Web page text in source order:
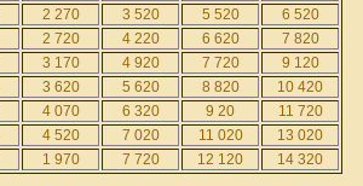
2 270 3 520 5 520
6 520
2 720 4 220 6 620
7 820
3 170 4 920 7 720
9 120
3 620 5 620 8 820
10 420
4 070 6 320 9 20
11 720
4 520 7 020 11 020
13 020
1 970 7 720 12 120 14 320